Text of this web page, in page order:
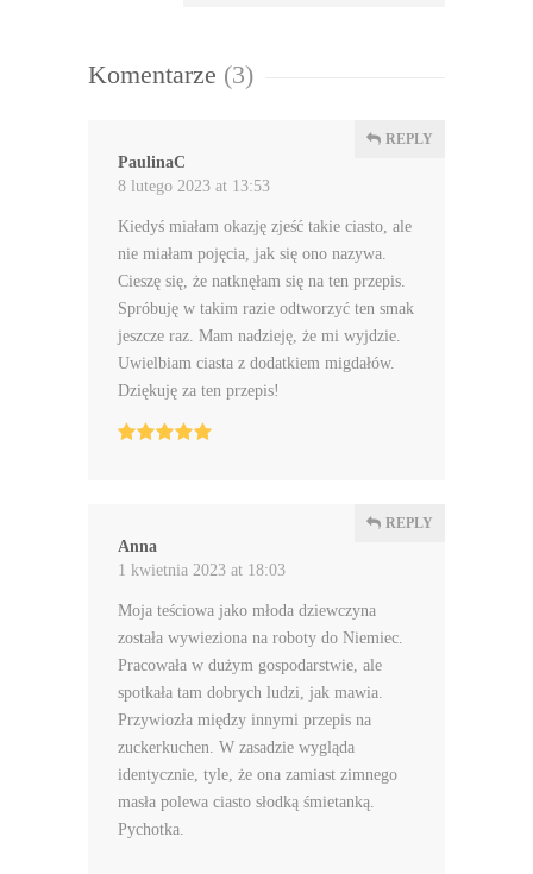
Komentarze (3)
PaulinaC
8 lutego 2023 at 13:53
REPLY
Kiedyś miałam okazję zjeść takie ciasto, ale
nie miałam pojęcia, jak się ono nazywa.
Cieszę się, że natknęłam się na ten przepis.
Spróbuję w takim razie odtworzyć ten smak
jeszcze raz. Mam nadzieję, że mi wyjdzie.
Uwielbiam ciasta z dodatkiem migdałów.
Dziękuję za ten przepis!
Anna
1 kwietnia 2023 at 18:03
REPLY
Moja teściowa jako młoda dziewczyna
została wywieziona na roboty do Niemiec.
Pracowała w dużym gospodarstwie, ale
spotkała tam dobrych ludzi, jak mawia.
Przywiozła między innymi przepis na
zuckerkuchen. W zasadzie wygląda
identycznie, tyle, że ona zamiast zimnego
masła polewa ciasto słodką śmietanką.
Pychotka.